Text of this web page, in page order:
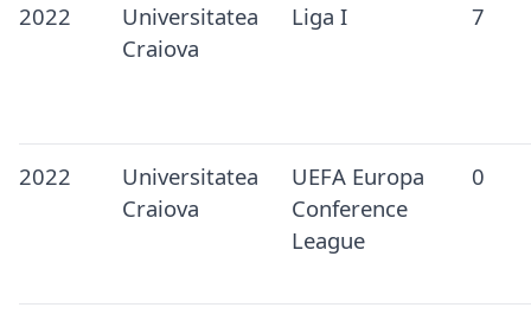
2022
Universitatea
Craiova
Liga I 7
2022
Universitatea
Craiova
UEFA Europa
Conference
League
0